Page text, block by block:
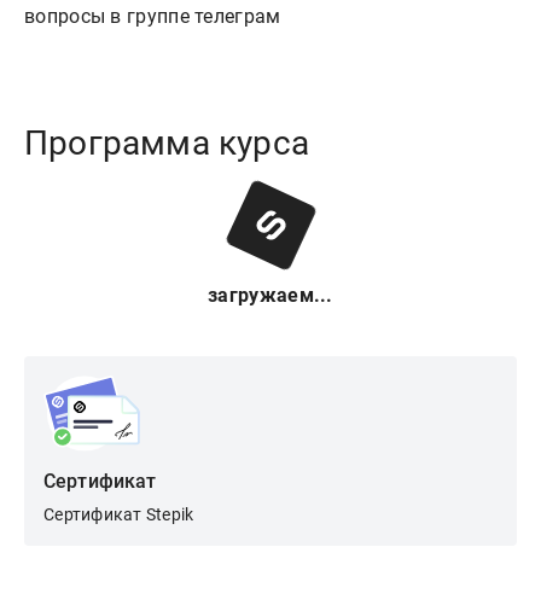
вопросы в группе телеграм
Программа курса
загружаем...
Сертификат
Сертификат Stepik